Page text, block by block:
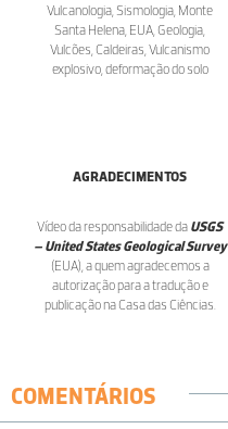
Vulcanologia, Sismologia, Monte
Santa Helena, EUA, Geologia,
Vulcões, Caldeiras, Vulcanismo
explosivo, deformação do solo
AGRADECIMENTOS
Vídeo da responsabilidade da USGS
– United States Geological Survey
(EUA), a quem agradecemos a
autorização para a tradução e
publicação na Casa das Ciências.
COMENTÁRIOS